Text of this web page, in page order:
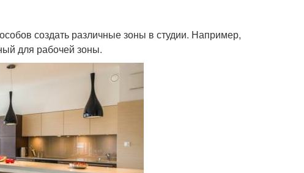
создать различные зоны в студии. Например,
для рабочей зоны.